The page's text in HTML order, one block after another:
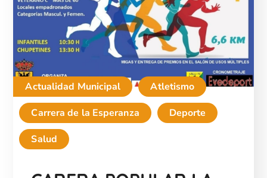
Actualidad Municipal
Atletismo
Carrera de la Esperanza
Deporte
Salud